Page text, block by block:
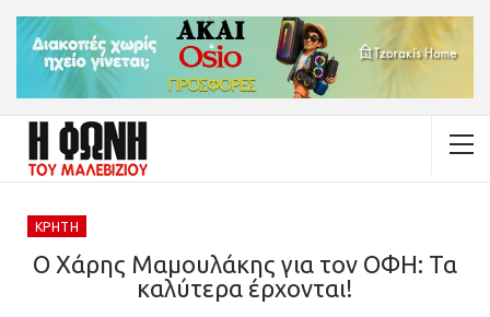
ΚΡΉΤΗ
Ο Χάρης Μαμουλάκης για τον ΟΦΗ: Τα
καλύτερα έρχονται!